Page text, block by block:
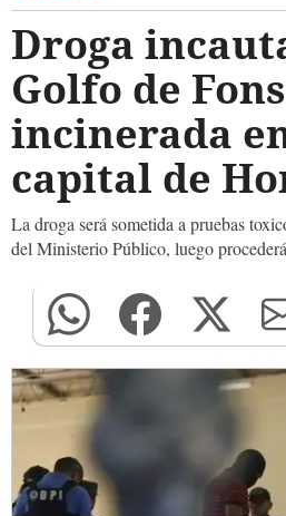
Droga
Golfo de
incinerada
capital de
La droga será sometida a pruebas
del Ministerio Público, luego